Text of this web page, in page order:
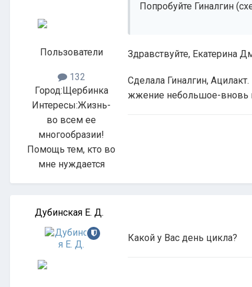
Пользователи
132
Город: Щербинка
Интересы:Жизнь-
во всем ее
многообразии!
Помощь тем, кто во
мне нуждается
Попробуйте Гиналгин
Здравствуйте, Екатерина
Сделала Гиналгин,
жжение небольшое-вновь
Дубинская Е. Д.
Какой у Вас день цикла?